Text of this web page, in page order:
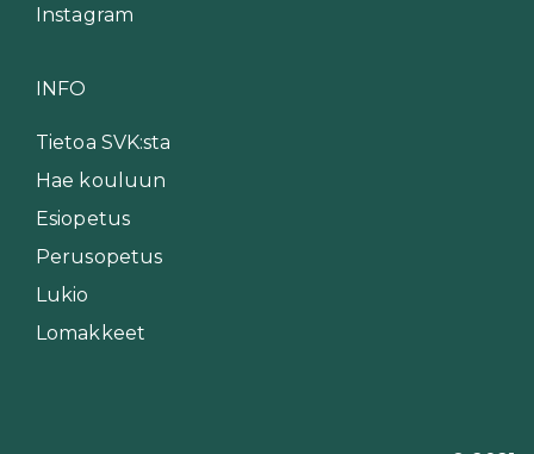
Instagram
INFO
Tietoa SVK:sta
Hae kouluun
Esiopetus
Perusopetus
Lukio
Lomakkeet